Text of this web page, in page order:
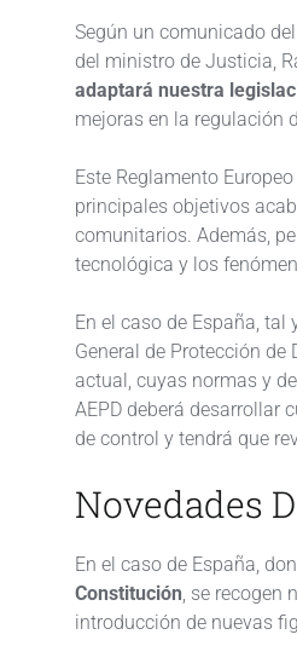
Según un comunicado
del ministro de Justicia,
adaptará nuestra
mejoras en la regulación
Este Reglamento
principales objetivos
comunitarios. Además,
tecnológica y los
En el caso de España,
General de Protección de
actual, cuyas normas y
AEPD deberá desarrollar
de control y tendrá que
Novedades
En el caso de España,
Constitución, se recogen
introducción de nuevas